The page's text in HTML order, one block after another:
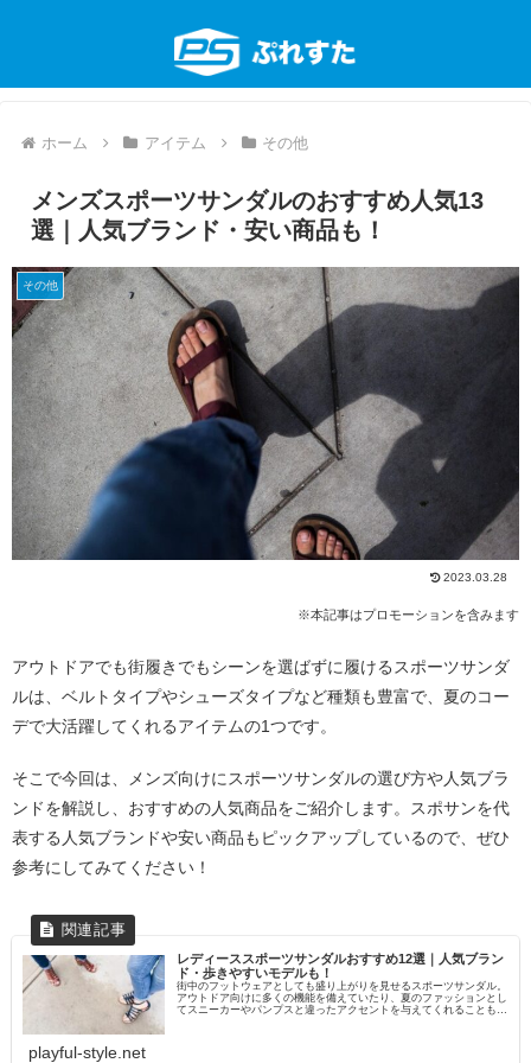
ホーム アイテム その他
メンズスポーツサンダルのおすすめ人気13
選｜人気ブランド・安い商品も！
その他
2023.03.28
※本記事はプロモーションを含みます
アウトドアでも街履きでもシーンを選ばずに履けるスポーツサンダ
ルは、ベルトタイプやシューズタイプなど種類も豊富で、夏のコー
デで大活躍してくれるアイテムの1つです。
そこで今回は、メンズ向けにスポーツサンダルの選び方や人気ブラ
ンドを解説し、おすすめの人気商品をご紹介します。スポサンを代
表する人気ブランドや安い商品もピックアップしているので、ぜひ
参考にしてみてください！
レディーススポーツサンダルおすすめ12選｜人気ブラン
ド・歩きやすいモデルも！
街中のフットウェアとしても盛り上がりを見せるスポーツサンダル。
アウトドア向けに多くの機能を備えていたり、夏のファッションとし
てスニーカーやパンプスと違ったアクセントを与えてくれることも。
playful-style.net